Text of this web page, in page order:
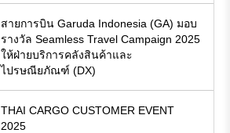
สายการบิน Garuda Indonesia (GA) มอบ
รางวัล Seamless Travel Campaign 2025
ให้ฝ่ายบริการคลังสินค้าและ
ไปรษณียภัณฑ์ (DX)
THAI CARGO CUSTOMER EVENT
2025